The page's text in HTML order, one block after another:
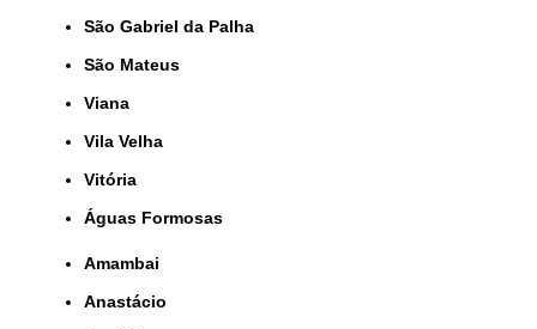
São Gabriel da Palha
São Mateus
Viana
Vila Velha
Vitória
Águas Formosas
Amambai
Anastácio